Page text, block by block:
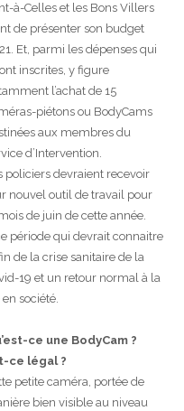
à-Celles et les Bons Villers
de présenter son budget
Et, parmi les dépenses qui
inscrites, y figure
l’achat de 15
piétons ou BodyCams
aux membres du
d’Intervention.
policiers devraient recevoir
nouvel outil de travail pour
de juin de cette année.
période qui devrait connaitre
de la crise sanitaire de la
19 et un retour normal à la
en société.
ce une BodyCam ?
ce légal ?
petite caméra, portée de
bien visible au niveau